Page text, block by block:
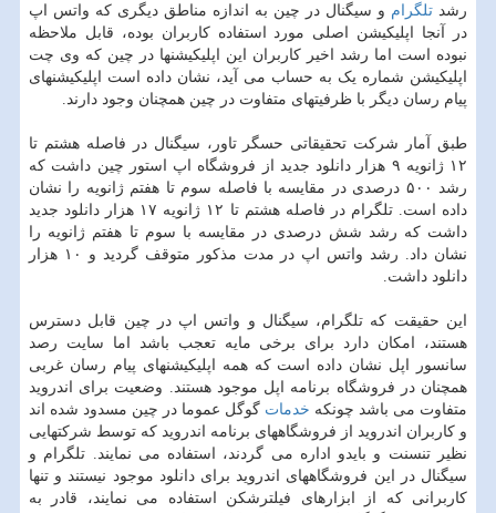
رشد تلگرام و سیگنال در چین به اندازه مناطق دیگری که واتس اپ
در آنجا اپلیکیشن اصلی مورد استفاده کاربران بوده، قابل ملاحظه
نبوده است اما رشد اخیر کاربران این اپلیکیشنها در چین که وی چت
اپلیکیشن شماره یک به حساب می آید، نشان داده است اپلیکیشنهای
پیام رسان دیگر با ظرفیتهای متفاوت در چین همچنان وجود دارند.
طبق آمار شرکت تحقیقاتی حسگر تاور، سیگنال در فاصله هشتم تا
۱۲ ژانویه ۹ هزار دانلود جدید از فروشگاه اپ استور چین داشت که
رشد ۵۰۰ درصدی در مقایسه با فاصله سوم تا هفتم ژانویه را نشان
داده است. تلگرام در فاصله هشتم تا ۱۲ ژانویه ۱۷ هزار دانلود جدید
داشت که رشد شش درصدی در مقایسه با سوم تا هفتم ژانویه را
نشان داد. رشد واتس اپ در مدت مذکور متوقف گردید و ۱۰ هزار
دانلود داشت.
این حقیقت که تلگرام، سیگنال و واتس اپ در چین قابل دسترس
هستند، امکان دارد برای برخی مایه تعجب باشد اما سایت رصد
سانسور اپل نشان داده است که همه اپلیکیشنهای پیام رسان غربی
همچنان در فروشگاه برنامه اپل موجود هستند. وضعیت برای اندروید
متفاوت می باشد چونکه خدمات گوگل عموما در چین مسدود شده اند
و کاربران اندروید از فروشگاههای برنامه اندروید که توسط شرکتهایی
نظیر تنسنت و بایدو اداره می گردند، استفاده می نمایند. تلگرام و
سیگنال در این فروشگاههای اندروید برای دانلود موجود نیستند و تنها
کاربرانی که از ابزارهای فیلترشکن استفاده می نمایند، قادر به